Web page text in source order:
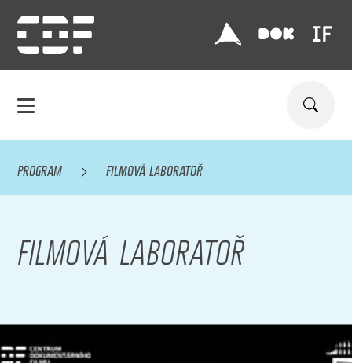
PROGRAM FILMOVÁ LABORATOŘ
FILMOVÁ LABORATOŘ